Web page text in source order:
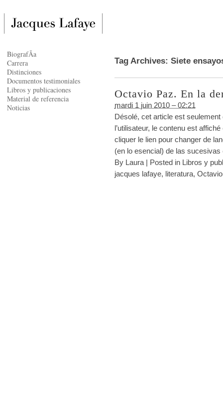
Tag Archives: Siete
Octavio Paz. En la
mardi 1 juin 2010 – 02:21
Désolé, cet article est
l’utilisateur, le contenu est
cliquer le lien pour changer
(en lo esencial) de las
By Laura | Posted in Libros y
jacques lafaye, literatura,
BiografÃ­a
Carrera
Distinciones
Documentos testimoniales
Libros y publicaciones
Material de referencia
Noticias